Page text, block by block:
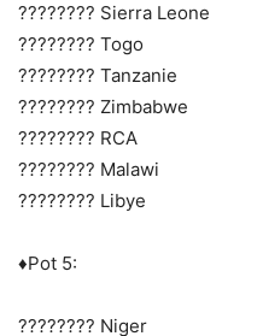
???????? Sierra Leone
???????? Togo
???????? Tanzanie
???????? Zimbabwe
???????? RCA
???????? Malawi
???????? Libye
♦️Pot 5:
???????? Niger